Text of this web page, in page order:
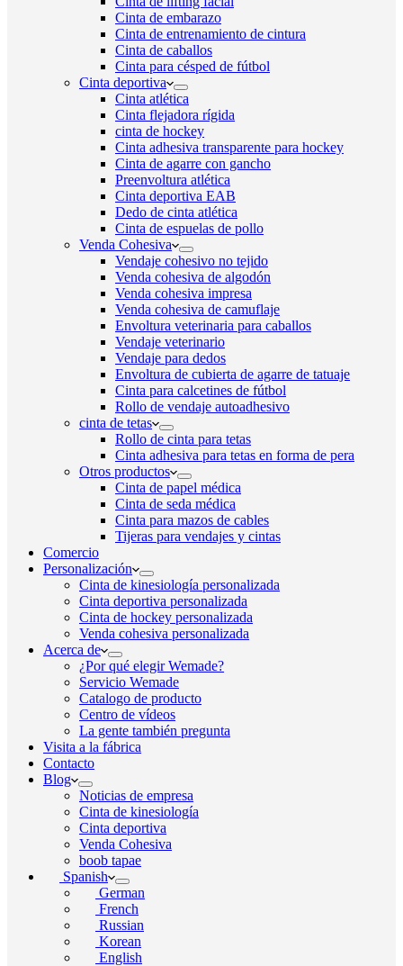
Cinta de embarazo
Cinta de entrenamiento de cintura
Cinta de caballos
Cinta para césped de fútbol
Cinta deportiva
Cinta atlética
Cinta flejadora rígida
cinta de hockey
Cinta adhesiva transparente para hockey
Cinta de agarre con gancho
Preenvoltura atlética
Cinta deportiva EAB
Dedo de cinta atlética
Cinta de espuelas de pollo
Venda Cohesiva
Vendaje cohesivo no tejido
Venda cohesiva de algodón
Venda cohesiva impresa
Venda cohesiva de camuflaje
Envoltura veterinaria para caballos
Vendaje veterinario
Vendaje para dedos
Envoltura de cubierta de agarre de tatuaje
Cinta para calcetines de fútbol
Rollo de vendaje autoadhesivo
cinta de tetas
Rollo de cinta para tetas
Cinta adhesiva para tetas en forma de pera
Otros productos
Cinta de papel médica
Cinta de seda médica
Cinta para mazos de cables
Tijeras para vendajes y cintas
Comercio
Personalización
Cinta de kinesiología personalizada
Cinta deportiva personalizada
Cinta de hockey personalizada
Venda cohesiva personalizada
Acerca de
¿Por qué elegir Wemade?
Servicio Wemade
Catalogo de producto
Centro de vídeos
La gente también pregunta
Visita a la fábrica
Contacto
Blog
Noticias de empresa
Cinta de kinesiología
Cinta deportiva
Venda Cohesiva
boob tapae
Spanish
German
French
Russian
Korean
English